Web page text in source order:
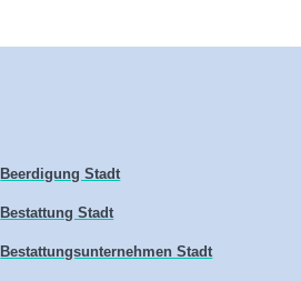
Beerdigung Stadt
Bestattung Stadt
Bestattungsunternehmen Stadt